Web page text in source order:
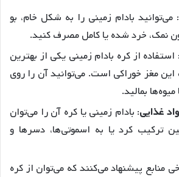
: می‌توانید بادام زمینی را به شکل خام، بو
نمک، خرد شده یا کامل مصرف کنید.
: استفاده از کره بادام زمینی یکی از بهترین
مغز خوراکی است. می‌توانید آن را روی
بمالید.
غذایی: بادام زمینی یا کره آن را می‌توان
ترکیب کرد یا به اسموتی‌ها، دسرها و
منابع پیشنهاد می‌کنند که می‌توان از کره